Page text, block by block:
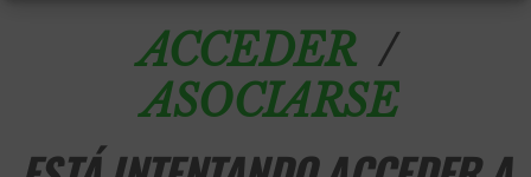
ACCEDER/
ASOCIARSE